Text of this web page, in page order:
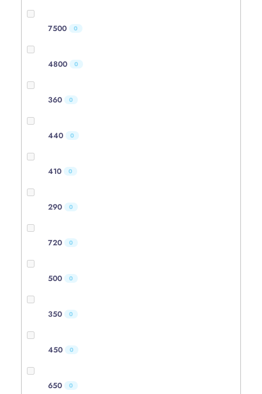
7500 0
4800 0
360 0
440 0
410 0
290 0
720 0
500 0
350 0
450 0
650 0